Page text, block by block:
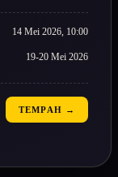
14 Mei 2026, 10:00
19-20 Mei 2026
TEMPAH →